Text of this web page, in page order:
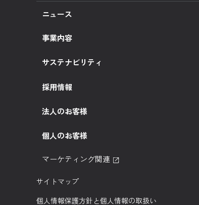
企業理念
代表挨拶
会社概要
Ponta♡Sports
ニュース
事業内容
サステナビリティ
人権方針
サステナビリティ活動紹介
人的資本
採用情報
法人のお客様
ポイント関連
マーケティング関連
個人のお客様
サイトマップ
個人情報保護方針と個人情報の取扱い